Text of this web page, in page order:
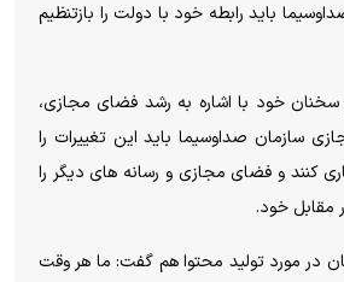
باید رابطه خود با دولت را بازتنظیم
خود با اشاره به رشد فضای مجازی،
سازمان صداوسیما باید این تغییرات را
کنند و فضای مجازی و رسانه های دیگر را
مقابل خود.
در مورد تولید محتوا هم گفت: ما هر وقت